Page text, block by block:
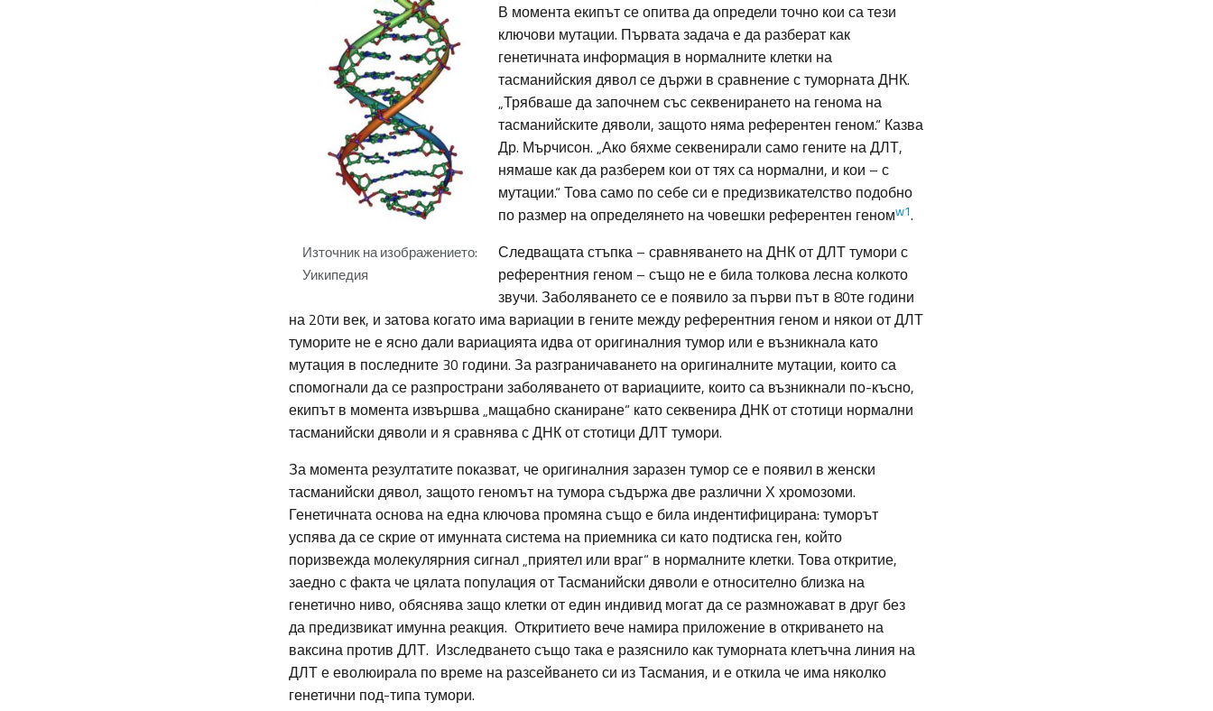
Източник на изображението:
Уикипедия
В момента екипът се опитва да определи точно кои са тези
ключови мутации. Първата задача е да разберат как
генетичната информация в нормалните клетки на
тасманийския дявол се държи в сравнение с туморната ДНК.
„Трябваше да започнем със секвенирането на генома на
тасманийските дяволи, защото няма референтен геном.“ Казва
Др. Мърчисон. „Ако бяхме секвенирали само гените на ДЛТ,
нямаше как да разберем кои от тях са нормални, и кои – с
мутации.“ Това само по себе си е предизвикателство подобно
по размер на определянето на човешки референтен геномw1.
Следващата стъпка – сравняването на ДНК от ДЛТ тумори с
референтния геном – също не е била толкова лесна колкото
звучи. Заболяването се е появило за първи път в 80те години
на 20ти век, и затова когато има вариации в гените между референтния геном и някои от ДЛТ
туморите не е ясно дали вариацията идва от оригиналния тумор или е възникнала като
мутация в последните 30 години. За разграничаването на оригиналните мутации, които са
спомогнали да се разпространи заболяването от вариациите, които са възникнали по-късно,
екипът в момента извършва „мащабно сканиране“ като секвенира ДНК от стотици нормални
тасманийски дяволи и я сравнява с ДНК от стотици ДЛТ тумори.
За момента резултатите показват, че оригиналния заразен тумор се е появил в женски
тасманийски дявол, защото геномът на тумора съдържа две различни Х хромозоми.
Генетичната основа на една ключова промяна също е била индентифицирана: туморът
успява да се скрие от имунната система на приемника си като подтиска ген, който
поризвежда молекулярния сигнал „приятел или враг“ в нормалните клетки. Това откритие,
заедно с факта че цялата популация от Тасманийски дяволи е относително близка на
генетично ниво, обяснява защо клетки от един индивид могат да се размножават в друг без
да предизвикат имунна реакция. Откритието вече намира приложение в откриването на
ваксина против ДЛТ. Изследването също така е разяснило как туморната клетъчна линия на
ДЛТ е еволюирала по време на разсейването си из Тасмания, и е откила че има няколко
генетични под-типа тумори.